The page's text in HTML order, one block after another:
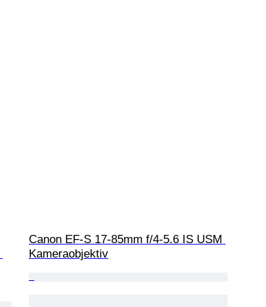
Canon EF-S 17-85mm f/4-5.6 IS USM
Kameraobjektiv